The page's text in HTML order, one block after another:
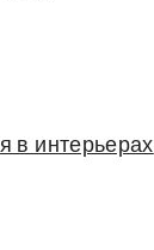
в интерьерах